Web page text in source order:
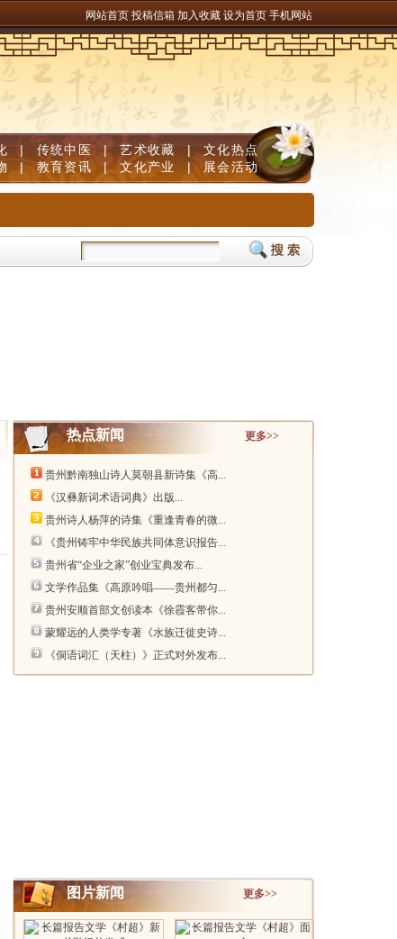
网站首页 投稿信箱 加入收藏 设为首页 手机网站
| 传统中医 | 艺术收藏 | 文化热点
| 教育资讯 | 文化产业 | 展会活动
清白发 儿童补脑产品如何挑选？DHA补脑品牌严选榜单，神经酸磷脂酰丝氨
热点新闻 更多>>
贵州黔南独山诗人莫朝县新诗集《高...
《汉彝新词术语词典》出版...
贵州诗人杨萍的诗集《重逢青春的微...
《贵州铸牢中华民族共同体意识报告...
贵州省“企业之家”创业宝典发布...
文学作品集《高原吟唱——贵州都匀...
贵州安顺首部文创读本《徐霞客带你...
蒙耀远的人类学专著《水族迁徙史诗...
《侗语词汇（天柱）》正式对外发布...
图片新闻 更多>>